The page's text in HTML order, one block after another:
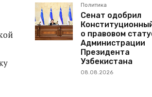
Политика
Сенат одобрил
о правовом
Администрации
Президента
Узбекистана
08.08.2026